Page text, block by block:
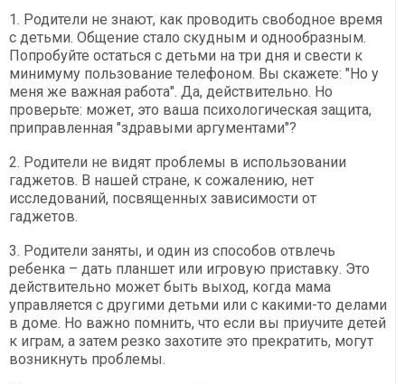
1. Родители не знают, как проводить свободное время
с детьми. Общение стало скудным и однообразным.
Попробуйте остаться с детьми на три дня и свести к
минимуму пользование телефоном. Вы скажете: "Но у
меня же важная работа". Да, действительно. Но
проверьте: может, это ваша психологическая защита,
приправленная "здравыми аргументами"?
2. Родители не видят проблемы в использовании
гаджетов. В нашей стране, к сожалению, нет
исследований, посвященных зависимости от
гаджетов.
3. Родители заняты, и один из способов отвлечь
ребенка – дать планшет или игровую приставку. Это
действительно может быть выход, когда мама
управляется с другими детьми или с какими-то делами
в доме. Но важно помнить, что если вы приучите детей
к играм, а затем резко захотите это прекратить, могут
возникнуть проблемы.